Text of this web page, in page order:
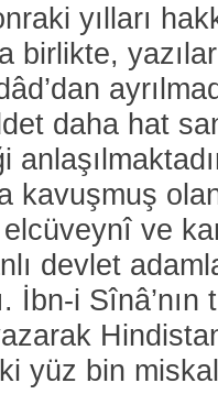
yılları
birlikte,
daha hat
kavuşmuş
ve
devlet
İbn-i
yüz bin